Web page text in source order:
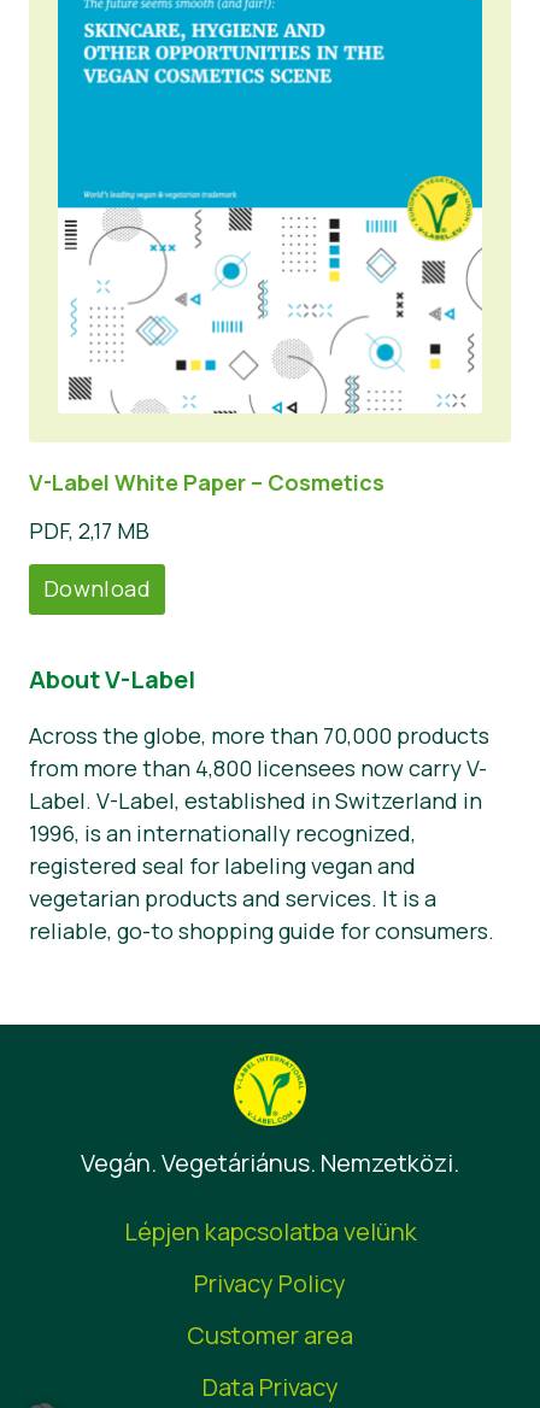
V-Label White Paper – Cosmetics
PDF, 2,17 MB
Download
About V-Label
Across the globe, more than 70,000 products
from more than 4,800 licensees now carry V-
Label. V-Label, established in Switzerland in
1996, is an internationally recognized,
registered seal for labeling vegan and
vegetarian products and services. It is a
reliable, go-to shopping guide for consumers.
Vegán. Vegetáriánus. Nemzetközi.
Lépjen kapcsolatba velünk
Privacy Policy
Customer area
Data Privacy